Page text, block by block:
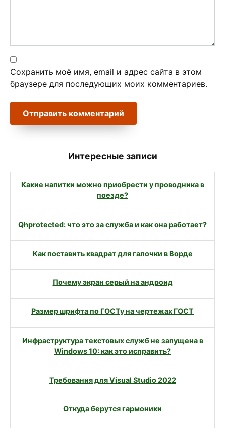
Сохранить моё имя, email и адрес сайта в этом
браузере для последующих моих комментариев.
Интересные записи
Какие напитки можно приобрести у проводника в
поезде?
Qhprotected: что это за служба и как она работает?
Как поставить квадрат для галочки в Ворде
Почему экран серый на андроид
Размер шрифта по ГОСТу на чертежах ГОСТ
Инфраструктура текстовых служб не запущена в
Windows 10: как это исправить?
Требования для Visual Studio 2022
Откуда берутся гармоники